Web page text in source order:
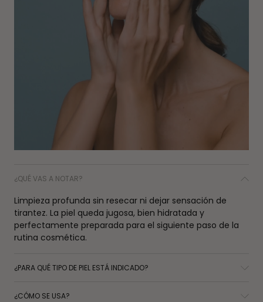
¿QUÉ VAS A NOTAR?
Limpieza profunda sin resecar ni dejar sensación de
tirantez. La piel queda jugosa, bien hidratada y
perfectamente preparada para el siguiente paso de la
rutina cosmética.
¿PARA QUÉ TIPO DE PIEL ESTÁ INDICADO?
¿CÓMO SE USA?